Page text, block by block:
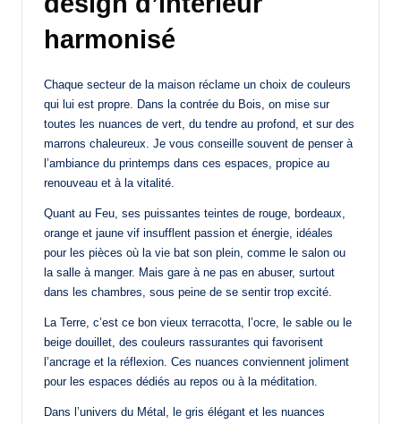
harmonisé
Chaque secteur de la maison réclame un choix de couleurs
qui lui est propre. Dans la contrée du Bois, on mise sur
toutes les nuances de vert, du tendre au profond, et sur des
marrons chaleureux. Je vous conseille souvent de penser à
l’ambiance du printemps dans ces espaces, propice au
renouveau et à la vitalité.
Quant au Feu, ses puissantes teintes de rouge, bordeaux,
orange et jaune vif insufflent passion et énergie, idéales
pour les pièces où la vie bat son plein, comme le salon ou
la salle à manger. Mais gare à ne pas en abuser, surtout
dans les chambres, sous peine de se sentir trop excité.
La Terre, c’est ce bon vieux terracotta, l’ocre, le sable ou le
beige douillet, des couleurs rassurantes qui favorisent
l’ancrage et la réflexion. Ces nuances conviennent joliment
pour les espaces dédiés au repos ou à la méditation.
Dans l’univers du Métal, le gris élégant et les nuances